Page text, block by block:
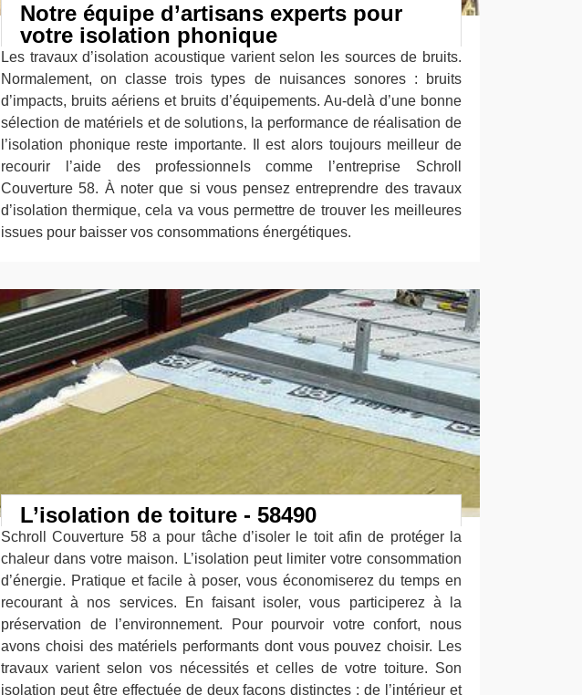
Notre équipe d’artisans experts pour
votre isolation phonique
Les travaux d’isolation acoustique varient selon les sources de bruits.
Normalement, on classe trois types de nuisances sonores : bruits
d’impacts, bruits aériens et bruits d’équipements. Au-delà d’une bonne
sélection de matériels et de solutions, la performance de réalisation de
l’isolation phonique reste importante. Il est alors toujours meilleur de
recourir l’aide des professionnels comme l’entreprise Schroll
Couverture 58. À noter que si vous pensez entreprendre des travaux
d’isolation thermique, cela va vous permettre de trouver les meilleures
issues pour baisser vos consommations énergétiques.
L’isolation de toiture - 58490
Schroll Couverture 58 a pour tâche d’isoler le toit afin de protéger la
chaleur dans votre maison. L’isolation peut limiter votre consommation
d’énergie. Pratique et facile à poser, vous économiserez du temps en
recourant à nos services. En faisant isoler, vous participerez à la
préservation de l’environnement. Pour pourvoir votre confort, nous
avons choisi des matériels performants dont vous pouvez choisir. Les
travaux varient selon vos nécessités et celles de votre toiture. Son
isolation peut être effectuée de deux façons distinctes : de l’intérieur et